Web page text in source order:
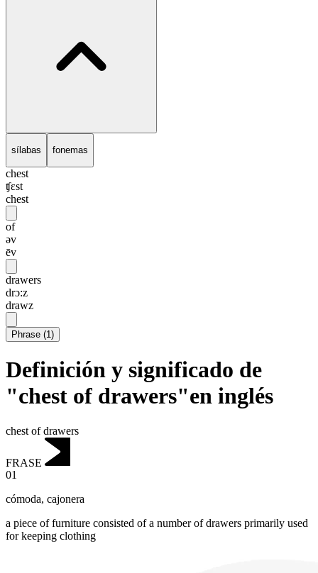
sílabas fonemas
chest
ʧɛst
chest
of
əv
ēv
drawers
drɔ:z
drawz
Phrase (1)
Definición y significado de
"chest of drawers"en inglés
chest of drawers
FRASE
01
cómoda, cajonera
a piece of furniture consisted of a number of drawers primarily used
for keeping clothing